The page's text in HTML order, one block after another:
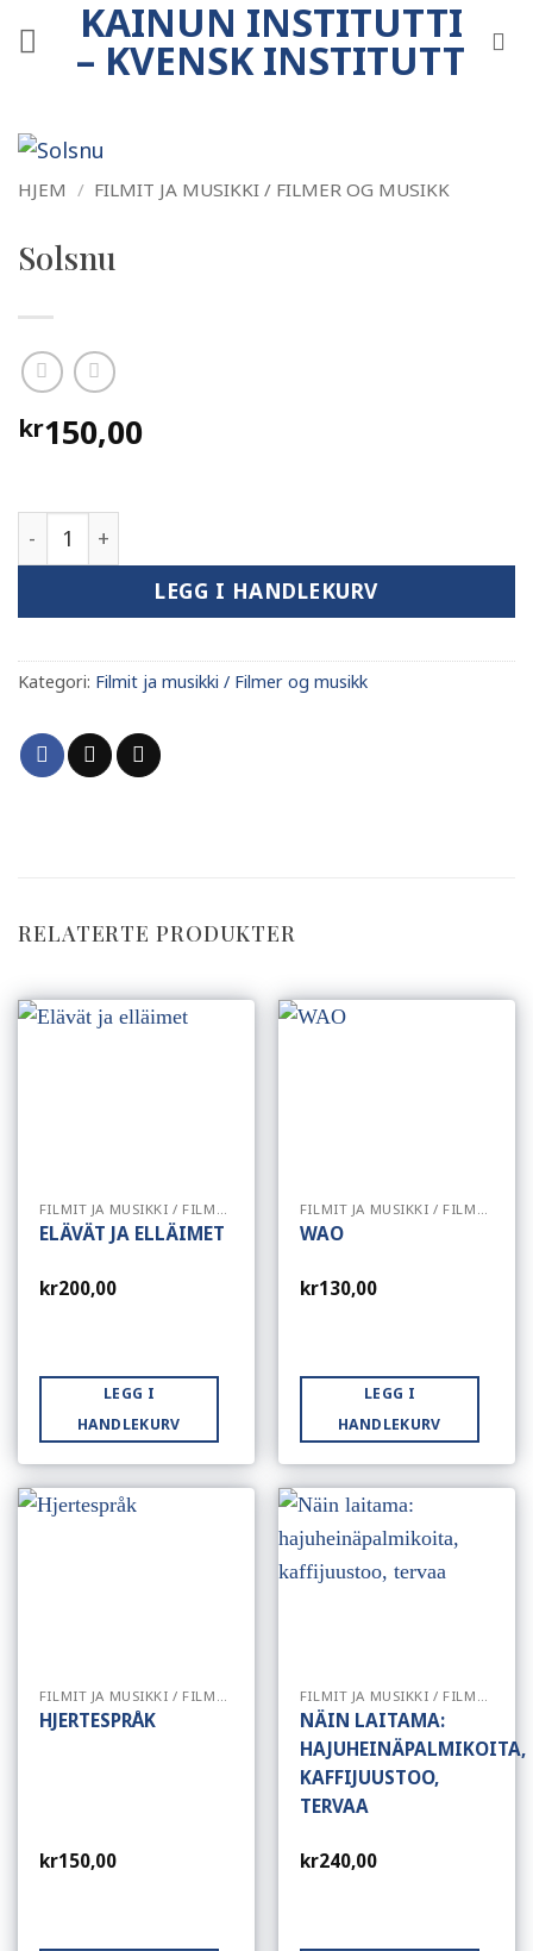
to
KAINUN INSTITUTTI
– KVENSK INSTITUTT
HJEM / FILMIT JA MUSIKKI / FILMER OG MUSIKK
Solsnu
kr150,00
Solsnu antall
LEGG I HANDLEKURV
Kategori: Filmit ja musikki / Filmer og musikk
RELATERTE PRODUKTER
FILMIT JA MUSIKKI / FILMER OG MUSIKK
ELÄVÄT JA ELLÄIMET
kr200,00
LEGG I
HANDLEKURV
FILMIT JA MUSIKKI / FILMER OG MUSIKK
WAO
kr130,00
LEGG I
HANDLEKURV
FILMIT JA MUSIKKI / FILMER OG MUSIKK
HJERTESPRÅK
kr150,00
FILMIT JA MUSIKKI / FILMER OG MUSIKK
NÄIN LAITAMA:
HAJUHEINÄPALMIKOITA,
KAFFIJUUSTOO,
TERVAA
kr240,00